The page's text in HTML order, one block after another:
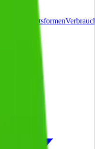
Rechtsformen